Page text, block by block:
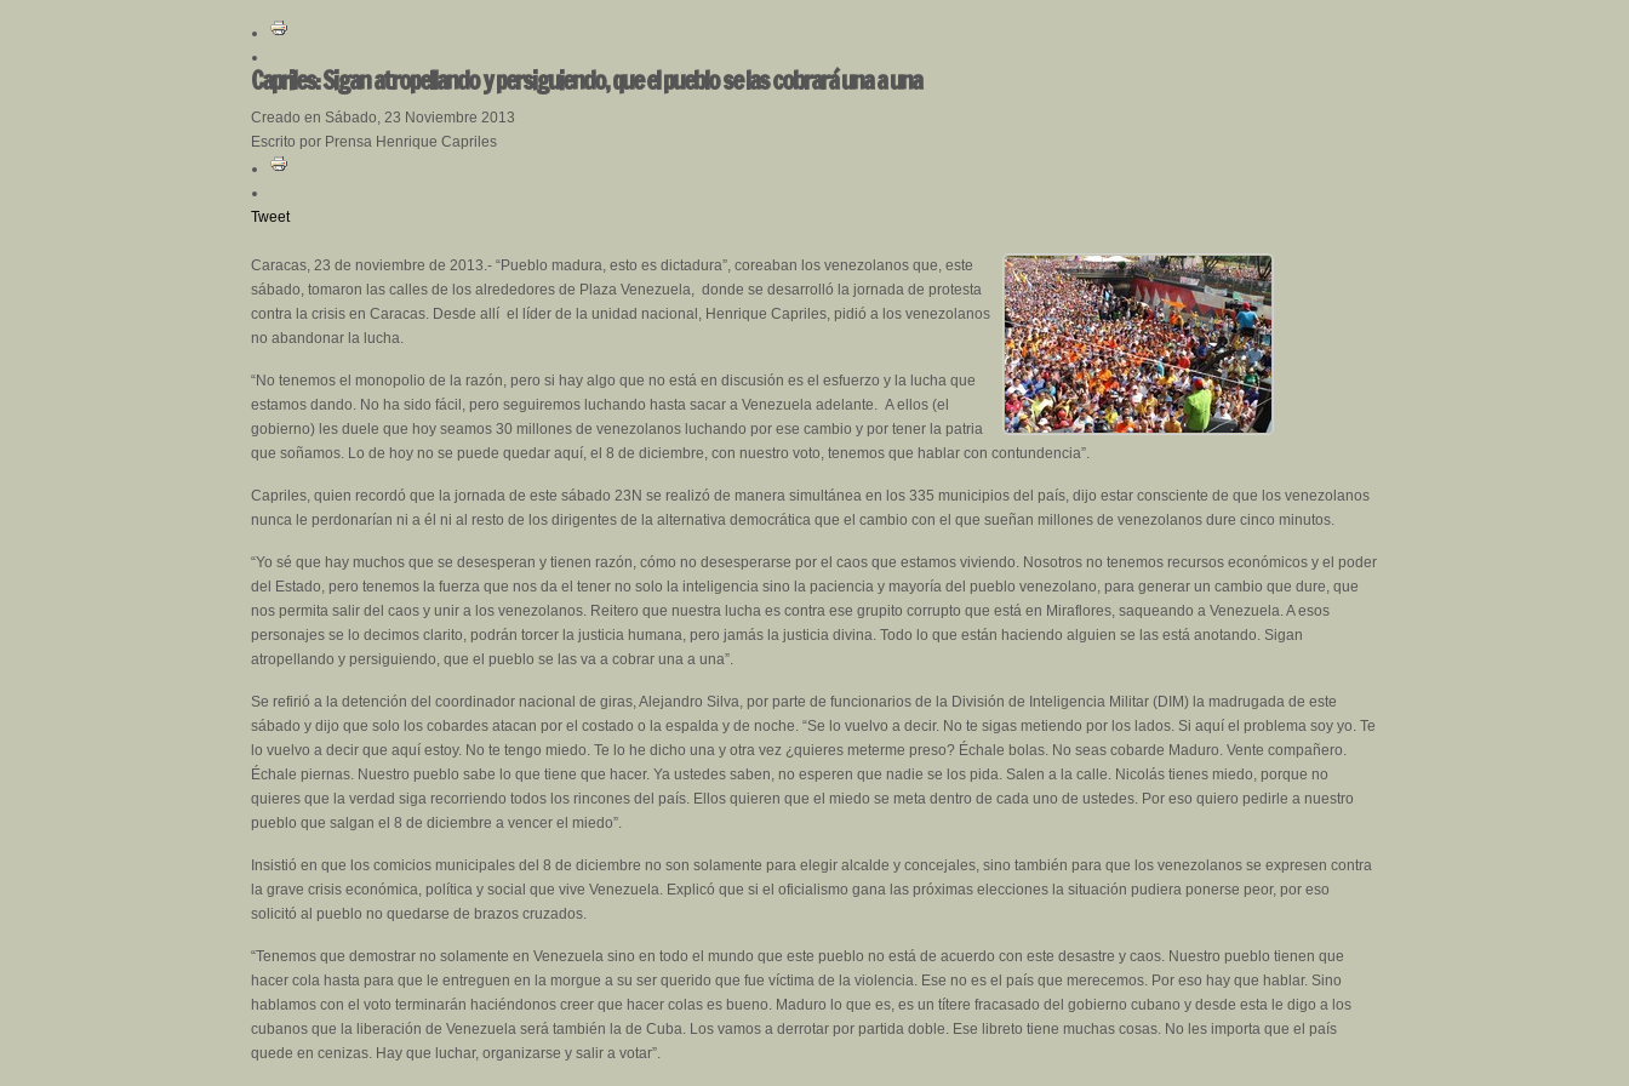
Capriles: Sigan atropellando y persiguiendo, que el pueblo se las cobrará una a una
Creado en Sábado, 23 Noviembre 2013
Escrito por Prensa Henrique Capriles
Tweet
Caracas, 23 de noviembre de 2013.- “Pueblo madura, esto es dictadura”, coreaban los venezolanos que, este
sábado, tomaron las calles de los alrededores de Plaza Venezuela, donde se desarrolló la jornada de protesta
contra la crisis en Caracas. Desde allí el líder de la unidad nacional, Henrique Capriles, pidió a los venezolanos
no abandonar la lucha.
“No tenemos el monopolio de la razón, pero si hay algo que no está en discusión es el esfuerzo y la lucha que
estamos dando. No ha sido fácil, pero seguiremos luchando hasta sacar a Venezuela adelante. A ellos (el
gobierno) les duele que hoy seamos 30 millones de venezolanos luchando por ese cambio y por tener la patria
que soñamos. Lo de hoy no se puede quedar aquí, el 8 de diciembre, con nuestro voto, tenemos que hablar con contundencia”.
Capriles, quien recordó que la jornada de este sábado 23N se realizó de manera simultánea en los 335 municipios del país, dijo estar consciente de que los venezolanos
nunca le perdonarían ni a él ni al resto de los dirigentes de la alternativa democrática que el cambio con el que sueñan millones de venezolanos dure cinco minutos.
“Yo sé que hay muchos que se desesperan y tienen razón, cómo no desesperarse por el caos que estamos viviendo. Nosotros no tenemos recursos económicos y el poder
del Estado, pero tenemos la fuerza que nos da el tener no solo la inteligencia sino la paciencia y mayoría del pueblo venezolano, para generar un cambio que dure, que
nos permita salir del caos y unir a los venezolanos. Reitero que nuestra lucha es contra ese grupito corrupto que está en Miraflores, saqueando a Venezuela. A esos
personajes se lo decimos clarito, podrán torcer la justicia humana, pero jamás la justicia divina. Todo lo que están haciendo alguien se las está anotando. Sigan
atropellando y persiguiendo, que el pueblo se las va a cobrar una a una”.
Se refirió a la detención del coordinador nacional de giras, Alejandro Silva, por parte de funcionarios de la División de Inteligencia Militar (DIM) la madrugada de este
sábado y dijo que solo los cobardes atacan por el costado o la espalda y de noche. “Se lo vuelvo a decir. No te sigas metiendo por los lados. Si aquí el problema soy yo. Te
lo vuelvo a decir que aquí estoy. No te tengo miedo. Te lo he dicho una y otra vez ¿quieres meterme preso? Échale bolas. No seas cobarde Maduro. Vente compañero.
Échale piernas. Nuestro pueblo sabe lo que tiene que hacer. Ya ustedes saben, no esperen que nadie se los pida. Salen a la calle. Nicolás tienes miedo, porque no
quieres que la verdad siga recorriendo todos los rincones del país. Ellos quieren que el miedo se meta dentro de cada uno de ustedes. Por eso quiero pedirle a nuestro
pueblo que salgan el 8 de diciembre a vencer el miedo”.
Insistió en que los comicios municipales del 8 de diciembre no son solamente para elegir alcalde y concejales, sino también para que los venezolanos se expresen contra
la grave crisis económica, política y social que vive Venezuela. Explicó que si el oficialismo gana las próximas elecciones la situación pudiera ponerse peor, por eso
solicitó al pueblo no quedarse de brazos cruzados.
“Tenemos que demostrar no solamente en Venezuela sino en todo el mundo que este pueblo no está de acuerdo con este desastre y caos. Nuestro pueblo tienen que
hacer cola hasta para que le entreguen en la morgue a su ser querido que fue víctima de la violencia. Ese no es el país que merecemos. Por eso hay que hablar. Sino
hablamos con el voto terminarán haciéndonos creer que hacer colas es bueno. Maduro lo que es, es un títere fracasado del gobierno cubano y desde esta le digo a los
cubanos que la liberación de Venezuela será también la de Cuba. Los vamos a derrotar por partida doble. Ese libreto tiene muchas cosas. No les importa que el país
quede en cenizas. Hay que luchar, organizarse y salir a votar”.